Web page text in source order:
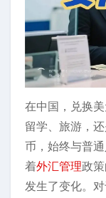
在中国，兑换
留学、旅游，
币，始终与普
着外汇管理政
发生了变化。